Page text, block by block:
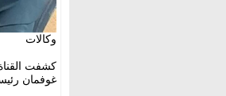
وكالات
غوفمان